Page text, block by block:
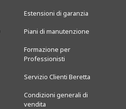
Estensioni di garanzia
Piani di manutenzione
Formazione per
Professionisti
Servizio Clienti Beretta
Condizioni generali di
vendita